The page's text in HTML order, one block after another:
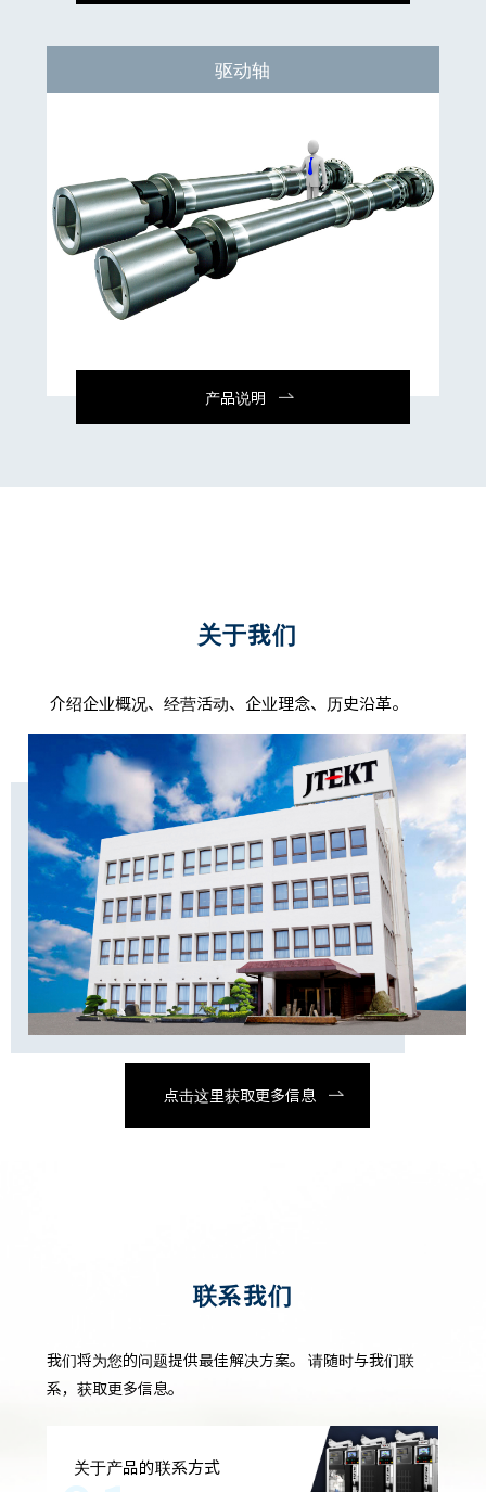
驱动轴
产品说明
关于我们
介绍企业概况、经营活动、企业理念、历史沿革。
点击这里获取更多信息
联系我们
我们将为您的问题提供最佳解决方案。 请随时与我们联
系，获取更多信息。
关于产品的联系方式